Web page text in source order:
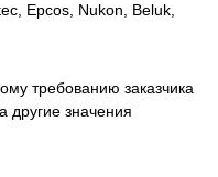
Epcos, Nukon, Beluk,
требованию заказчика
другие значения